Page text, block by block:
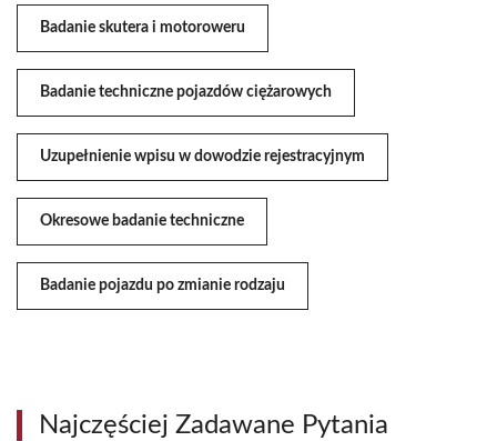
Badanie skutera i motoroweru
Badanie techniczne pojazdów ciężarowych
Uzupełnienie wpisu w dowodzie rejestracyjnym
Okresowe badanie techniczne
Badanie pojazdu po zmianie rodzaju
Najczęściej Zadawane Pytania